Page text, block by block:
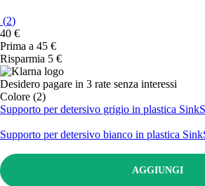
(2)
40 €
Prima a 45 €
Risparmia 5 €
Desidero pagare in 3 rate senza interessi
Colore (2)
Supporto per detersivo grigio in plastica
Supporto per detersivo bianco in plastica
AGGIUNGI